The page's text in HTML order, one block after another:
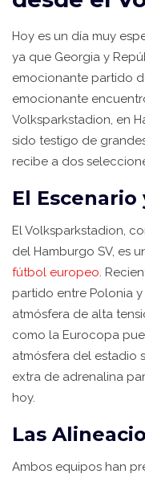
Hoy es un día muy
ya que Georgia y
emocionante partido
emocionante
Volksparkstadion, en
sido testigo de
recibe a dos
El
El Volksparkstadion,
del Hamburgo SV, es
fútbol europeo.
partido entre Polonia
atmósfera de alta
como la Eurocopa
atmósfera del estadio
extra de adrenalina
hoy.
Las
Ambos equipos han